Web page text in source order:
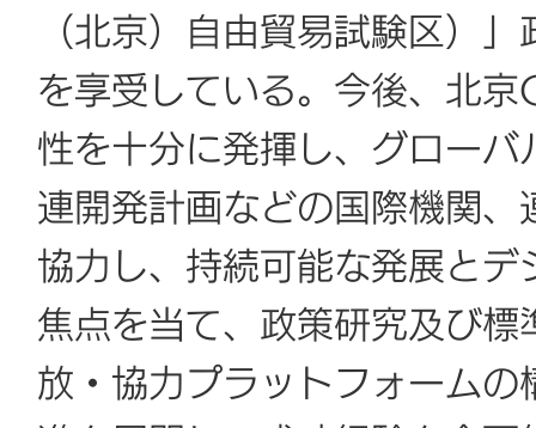
（北京）自由貿易試験区）
を享受している。今後、北
性を十分に発揮し、グロー
連開発計画などの国際機関
協力し、持続可能な発展と
焦点を当て、政策研究及び
放・協力プラットフォーム